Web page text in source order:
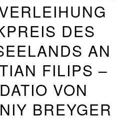
DES
AN
FILIPS –
VON
BREYGER